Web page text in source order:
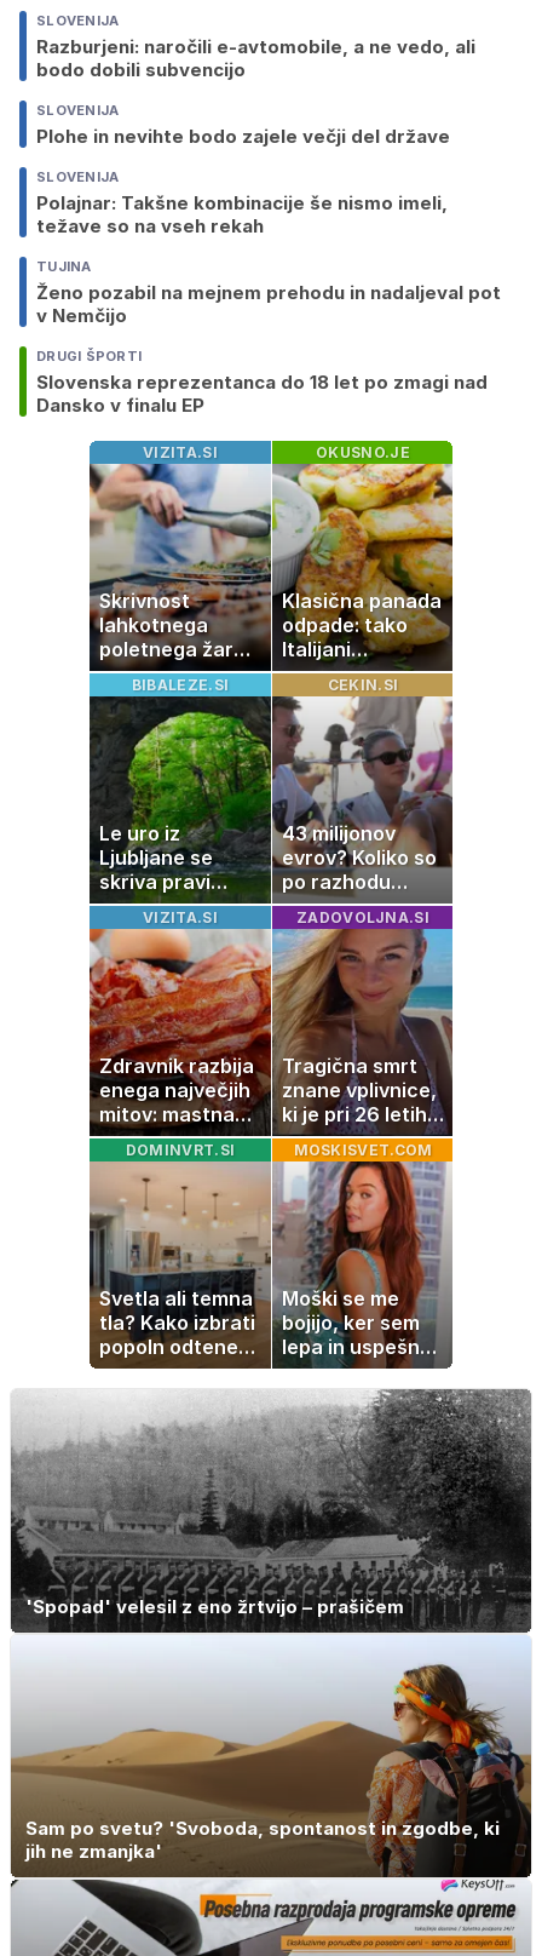
SLOVENIJA
Razburjeni: naročili e-avtomobile, a ne vedo, ali
bodo dobili subvencijo
SLOVENIJA
Plohe in nevihte bodo zajele večji del države
SLOVENIJA
Polajnar: Takšne kombinacije še nismo imeli,
težave so na vseh rekah
TUJINA
Ženo pozabil na mejnem prehodu in nadaljeval pot
v Nemčijo
DRUGI ŠPORTI
Slovenska reprezentanca do 18 let po zmagi nad
Dansko v finalu EP
VIZITA.SI
Skrivnost
lahkotnega
poletnega žara,
po katerem ne
boste
potrebovali
popoldanskega
spanca
OKUSNO.JE
Klasična panada
odpade: tako
Italijani
pripravijo
slastne ocvrte
bučke
BIBALEZE.SI
Le uro iz
Ljubljane se
skriva pravi
naravni čudež:
izlet, ki bo
navdušil otroke
CEKIN.SI
43 milijonov
evrov? Koliko so
po razhodu
zahtevale ali
prejele
partnerice
športnih
zvezdnikov
VIZITA.SI
Zdravnik razbija
enega največjih
mitov: mastna
jetra ne
nastanejo zaradi
slanine, temveč
zaradi živila, ki
ga imamo vsi
radi
ZADOVOLJNA.SI
Tragična smrt
znane vplivnice,
ki je pri 26 letih
izgubila boj z
boleznijo
DOMINVRT.SI
Svetla ali temna
tla? Kako izbrati
popoln odtenek
za vaš dom
MOSKISVET.COM
Moški se me
bojijo, ker sem
lepa in uspešna:
Misica razkrila,
zakaj je še
vedno samska
'Spopad' velesil z eno žrtvijo – prašičem
Sam po svetu? 'Svoboda, spontanost in zgodbe, ki
jih ne zmanjka'